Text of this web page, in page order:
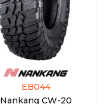
EB044
Nankang CW-20